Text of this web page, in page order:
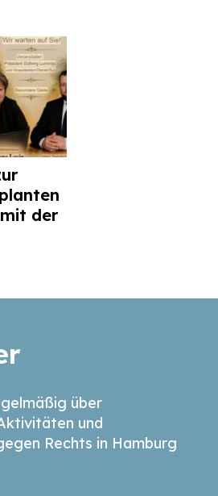
der
über
und
Rechts in Hamburg